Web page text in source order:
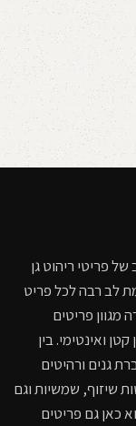
פריטי ריהוט גן
לב רבה לכל פריט
פריטים
ואינטימי. בין
גנים ורהיטים
שיזוף, שמשיות וגם
כאן גם פריטים